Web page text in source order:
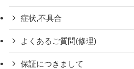
症状,不具合
よくあるご質問(修理)
保証につきまして